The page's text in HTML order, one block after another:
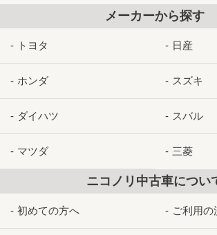
メーカーから探す
トヨタ 日産
ホンダ スズキ
ダイハツ スバル
マツダ 三菱
ニコノリ中古車につい
初めての方へ ご利用の